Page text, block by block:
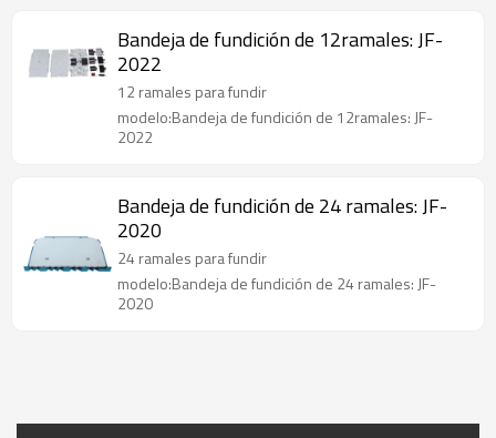
Bandeja de fundición de 12ramales: JF-
2022
12 ramales para fundir
modelo:Bandeja de fundición de 12ramales: JF-
2022
Bandeja de fundición de 24 ramales: JF-
2020
24 ramales para fundir
modelo:Bandeja de fundición de 24 ramales: JF-
2020